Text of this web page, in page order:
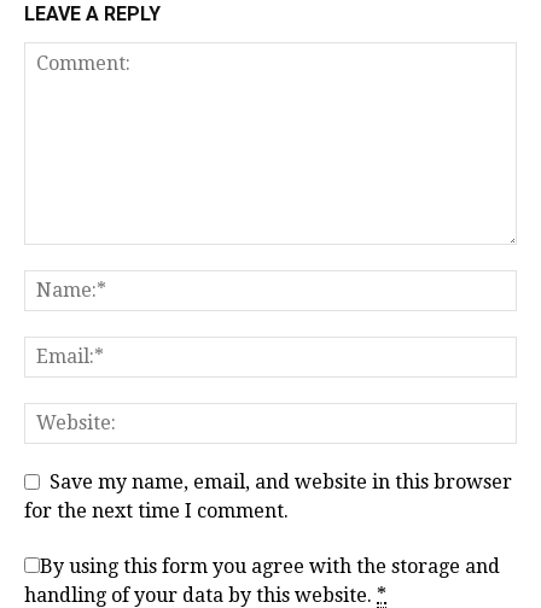
LEAVE A REPLY
Save my name, email, and website in this browser
for the next time I comment.
By using this form you agree with the storage and
handling of your data by this website. *